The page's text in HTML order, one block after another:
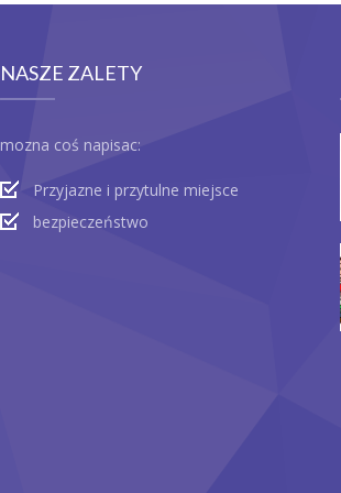
NASZE ZALETY
mozna coś napisac:
Przyjazne i przytulne miejsce
bezpieczeństwo